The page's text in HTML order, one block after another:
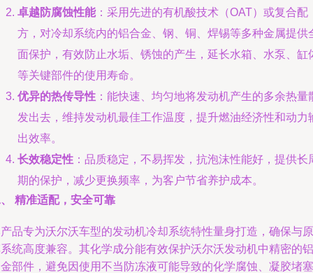
卓越防腐蚀性能：采用先进的有机酸技术（OAT）或复合配
方，对冷却系统内的铝合金、钢、铜、焊锡等多种金属提供
面保护，有效防止水垢、锈蚀的产生，延长水箱、水泵、缸
等关键部件的使用寿命。
优异的热传导性 ：能快速、均匀地将发动机产生的多余热量
发出去，维持发动机最佳工作温度，提升燃油经济性和动力
出效率。
长效稳定性 ：品质稳定，不易挥发，抗泡沫性能好，提供长
期的保护，减少更换频率，为客户节省养护成本。
精准适配，安全可靠
品专为沃尔沃车型的发动机冷却系统特性量身打造，确保与原
统高度兼容。其化学成分能有效保护沃尔沃发动机中精密的铝
部件，避免因使用不当防冻液可能导致的化学腐蚀、凝胶堵塞